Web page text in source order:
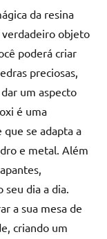
da resina
objeto
poderá criar
preciosas,
um aspecto
é uma
se adapta a
e metal. Além
seu dia a dia.
a sua mesa de
criando um